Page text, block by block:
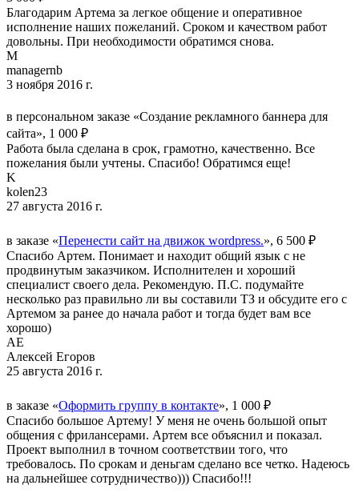
Благодарим Артема за легкое общение и оперативное
исполнение наших пожеланий. Сроком и качеством работ
довольны. При необходимости обратимся снова.
M
managernb
3 ноября 2016 г.
в персональном заказе «Создание рекламного баннера для
сайта», 1 000 ₽
Работа была сделана в срок, грамотно, качественно. Все
пожелания были учтены. Спасибо! Обратимся еще!
K
kolen23
27 августа 2016 г.
в заказе «Перенести сайт на движок wordpress.», 6 500 ₽
Спасибо Артем. Понимает и находит общий язык с не
продвинутым заказчиком. Исполнителен и хороший
специалист своего дела. Рекомендую. П.С. подумайте
несколько раз правильно ли вы составили ТЗ и обсудите его с
Артемом за ранее до начала работ и тогда будет вам все
хорошо)
АЕ
Алексей Егоров
25 августа 2016 г.
в заказе «Оформить группу в контакте», 1 000 ₽
Спасибо большое Артему! У меня не очень большой опыт
общения с фрилансерами. Артем все объяснил и показал.
Проект выполнил в точном соответствии того, что
требовалось. По срокам и деньгам сделано все четко. Надеюсь
на дальнейшее сотрудничество))) Спасибо!!!